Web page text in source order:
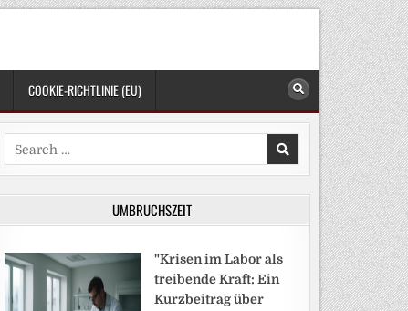
COOKIE-RICHTLINIE (EU)
Search
for:
UMBRUCHSZEIT
"Krisen im Labor als
treibende Kraft: Ein
Kurzbeitrag über